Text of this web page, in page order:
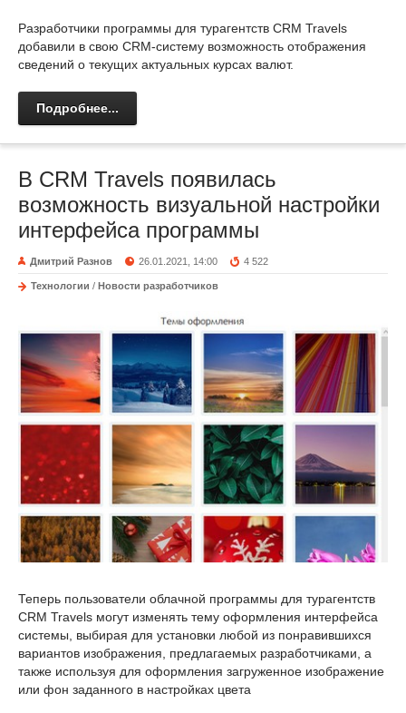
Разработчики программы для турагентств CRM Travels
добавили в свою CRM-систему возможность отображения
сведений о текущих актуальных курсах валют.
Подробнее...
В CRM Travels появилась
возможность визуальной настройки
интерфейса программы
Дмитрий Разнов 26.01.2021, 14:00 4 522
Технологии / Новости разработчиков
Теперь пользователи облачной программы для турагентств
CRM Travels могут изменять тему оформления интерфейса
системы, выбирая для установки любой из понравившихся
вариантов изображения, предлагаемых разработчиками, а
также используя для оформления загруженное изображение
или фон заданного в настройках цвета